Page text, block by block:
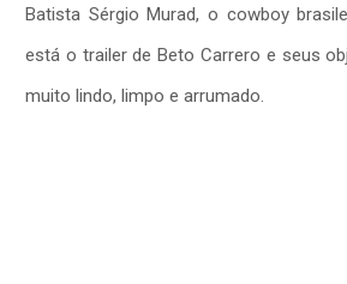
Batista Sérgio Murad, o cowboy
está o trailer de Beto Carrero e seus
muito lindo, limpo e arrumado.